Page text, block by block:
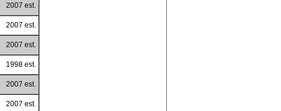
2007 est.
2007 est.
2007 est.
1998 est.
2007 est.
2007 est.